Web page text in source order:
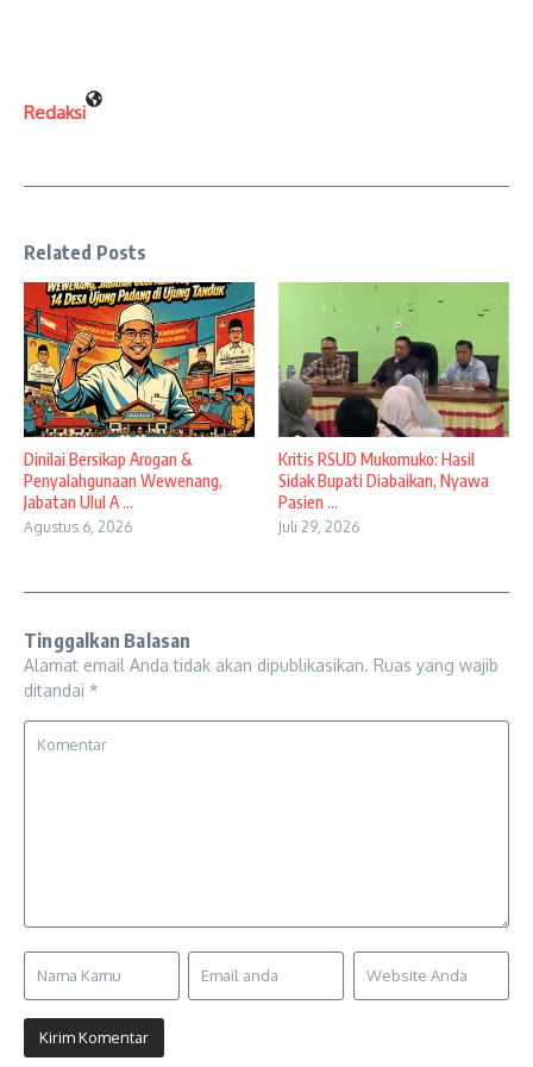
Redaksi
Related Posts
Dinilai Bersikap Arogan &
Penyalahgunaan Wewenang,
Jabatan Ulul A ...
Agustus 6, 2026
Kritis RSUD Mukomuko: Hasil
Sidak Bupati Diabaikan, Nyawa
Pasien ...
Juli 29, 2026
Tinggalkan Balasan
Alamat email Anda tidak akan dipublikasikan. Ruas yang wajib
ditandai *